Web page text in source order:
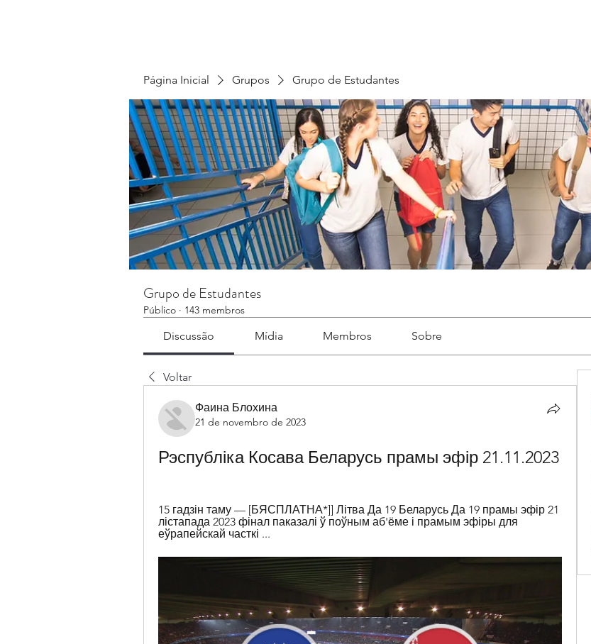
Página Inicial Grupos Grupo de Estudantes
Grupo de Estudantes
Público · 143 membros
Discussão Mídia Membros Sobre
Voltar
Фаина Блохина
21 de novembro de 2023
Рэспубліка Косава Беларусь прамы эфір 21.11.2023
15 гадзін таму — [БЯСПЛАТНА*]] Літва Да 19 Беларусь Да 19 прамы эфір 21
лістапада 2023 фінал паказалі ў поўным аб'ёме і прамым эфіры для
еўрапейскай часткі ...